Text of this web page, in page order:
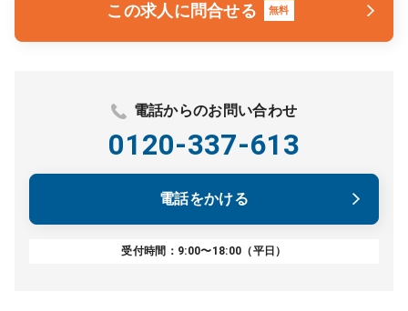
この求人に問合せる 無料
電話からのお問い合わせ
0120-337-613
電話をかける
受付時間：9:00〜18:00（平日）